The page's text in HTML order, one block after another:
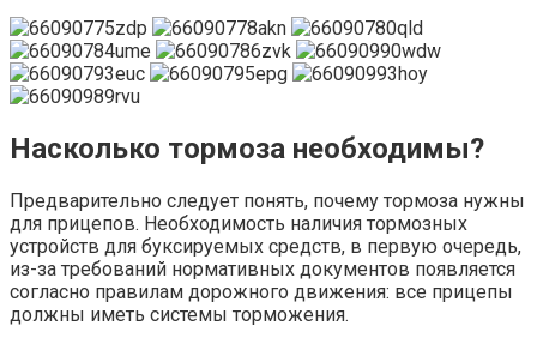
Насколько тормоза необходимы?
Предварительно следует понять, почему тормоза нужны
для прицепов. Необходимость наличия тормозных
устройств для буксируемых средств, в первую очередь,
из-за требований нормативных документов появляется
согласно правилам дорожного движения: все прицепы
должны иметь системы торможения.